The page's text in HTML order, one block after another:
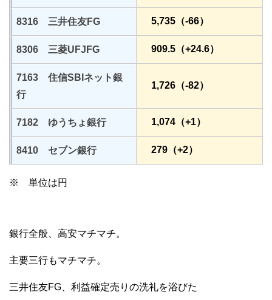
8316 三井住友FG 5,735（-66）
8306 三菱UFJFG 909.5（+24.6）
7163 住信SBIネット銀
行
1,726（-82）
7182 ゆうちょ銀行 1,074（+1）
8410 セブン銀行 279（+2）
※ 単位は円
銀行全般、高安マチマチ。
主要三行もマチマチ。
三井住友FG、利益確定売りの洗礼を浴びた